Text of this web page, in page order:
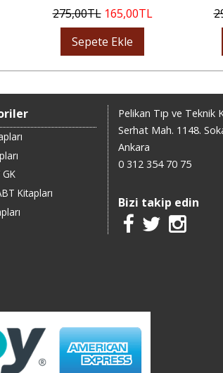
275,00TL 165,00TL
Sepete Ekle
GK
Kitapları
Pelikan Tıp ve Teknik
Serhat Mah. 1148.
Ankara
0 312 354 70 75
Bizi takip edin